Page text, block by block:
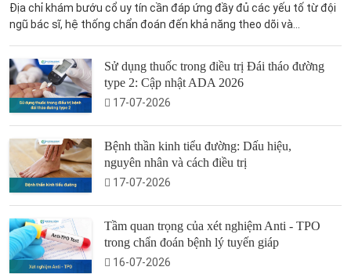
Địa chỉ khám bướu cổ uy tín cần đáp ứng đầy đủ các yếu tố từ đội
ngũ bác sĩ, hệ thống chẩn đoán đến khả năng theo dõi và...
Sử dụng thuốc trong điều trị Đái tháo đường
type 2: Cập nhật ADA 2026
17-07-2026
Bệnh thần kinh tiểu đường: Dấu hiệu,
nguyên nhân và cách điều trị
17-07-2026
Tầm quan trọng của xét nghiệm Anti - TPO
trong chẩn đoán bệnh lý tuyến giáp
16-07-2026